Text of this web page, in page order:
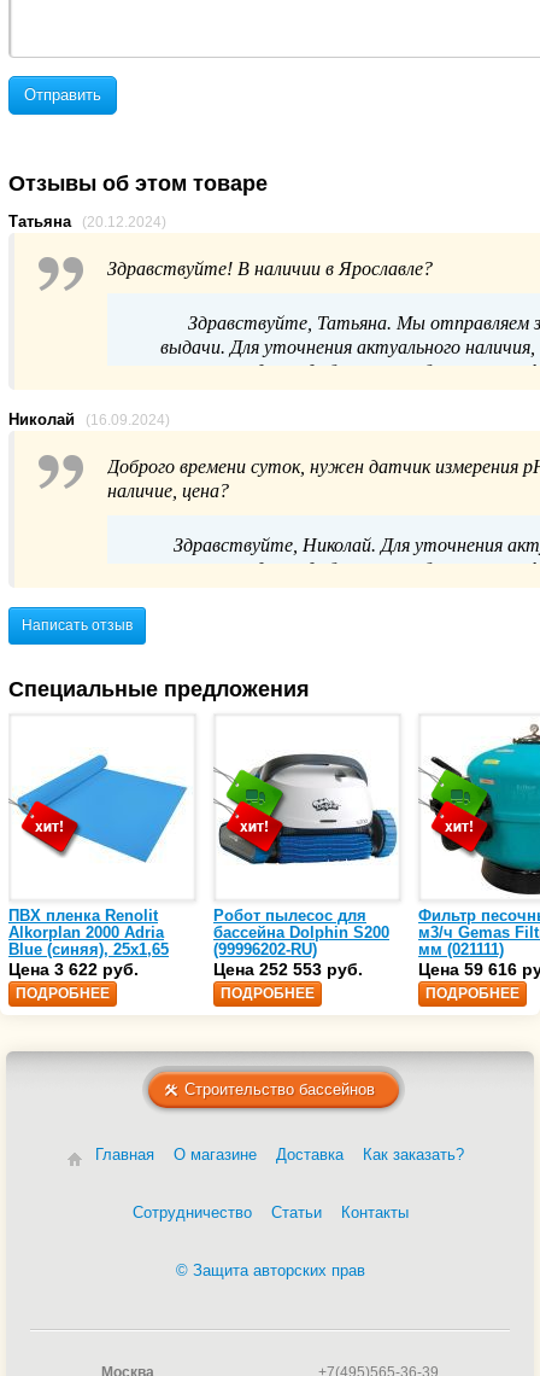
Отправить
Отзывы об этом товаре
Татьяна (20.12.2024)
Здравствуйте! В наличии в Ярославле?
Здравствуйте, Татьяна. Мы отправляем
выдачи. Для уточнения актуального
продаж удобным способом: по
Николай (16.09.2024)
Доброго времени суток, нужен датчик измерения
наличие, цена?
Здравствуйте, Николай. Для уточнения
продаж удобным способом: по
Написать отзыв
Специальные предложения
ПВХ пленка Renolit
Alkorplan 2000 Adria
Blue (синяя), 25х1,65
(35216203)
Цена 3 622 руб.
ПОДРОБНЕЕ
Робот пылесос для
бассейна Dolphin S200
(99996202-RU)
Цена 252 553 руб.
ПОДРОБНЕЕ
Фильтр
м3/ч Gemas
мм (021111)
Цена 59 616
ПОДРОБНЕЕ
Строительство бассейнов
Главная О магазине Доставка Как заказать?
Сотрудничество Статьи Контакты
© Защита авторских прав
Москва +7(495)565-36-39